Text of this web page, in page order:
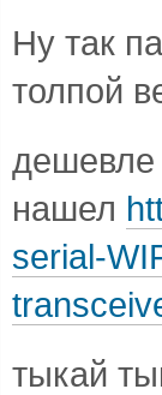
Ну так
толпой
дешевле
нашел
serial-
тыкай